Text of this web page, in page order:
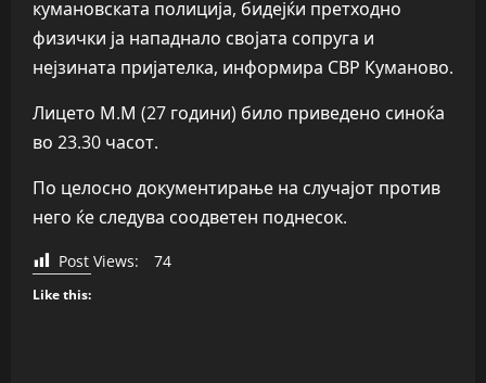
кумановската полиција, бидејќи претходно
физички ја нападнало својата сопруга и
нејзината пријателка, информира СВР Куманово.
Лицето М.М (27 години) било приведено синоќа
во 23.30 часот.
По целосно документирање на случајот против
него ќе следува соодветен поднесок.
Post Views: 74
Like this: